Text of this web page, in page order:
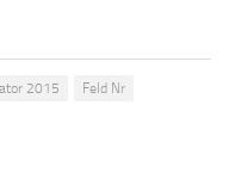
2015
Feld Nr